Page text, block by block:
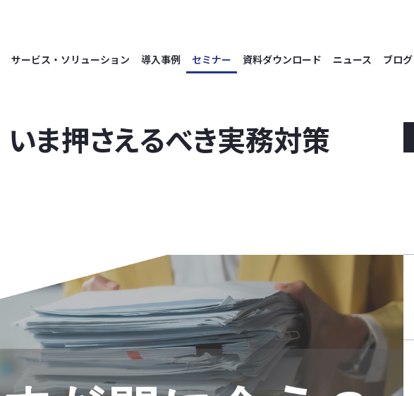
サービス・ソリューション 導入事例 セミナー 資料ダウンロード ニュース ブログ
いま押さえるべき実務対策